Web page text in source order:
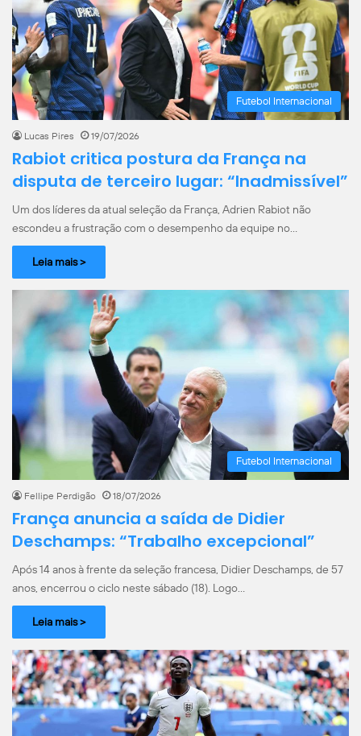
Futebol Internacional
Lucas Pires 19/07/2026
Rabiot critica postura da França na
disputa de terceiro lugar: “Inadmissível”
Um dos líderes da atual seleção da França, Adrien Rabiot não
escondeu a frustração com o desempenho da equipe no…
Leia mais >
Futebol Internacional
Fellipe Perdigão 18/07/2026
França anuncia a saída de Didier
Deschamps: “Trabalho excepcional”
Após 14 anos à frente da seleção francesa, Didier Deschamps, de 57
anos, encerrou o ciclo neste sábado (18). Logo…
Leia mais >